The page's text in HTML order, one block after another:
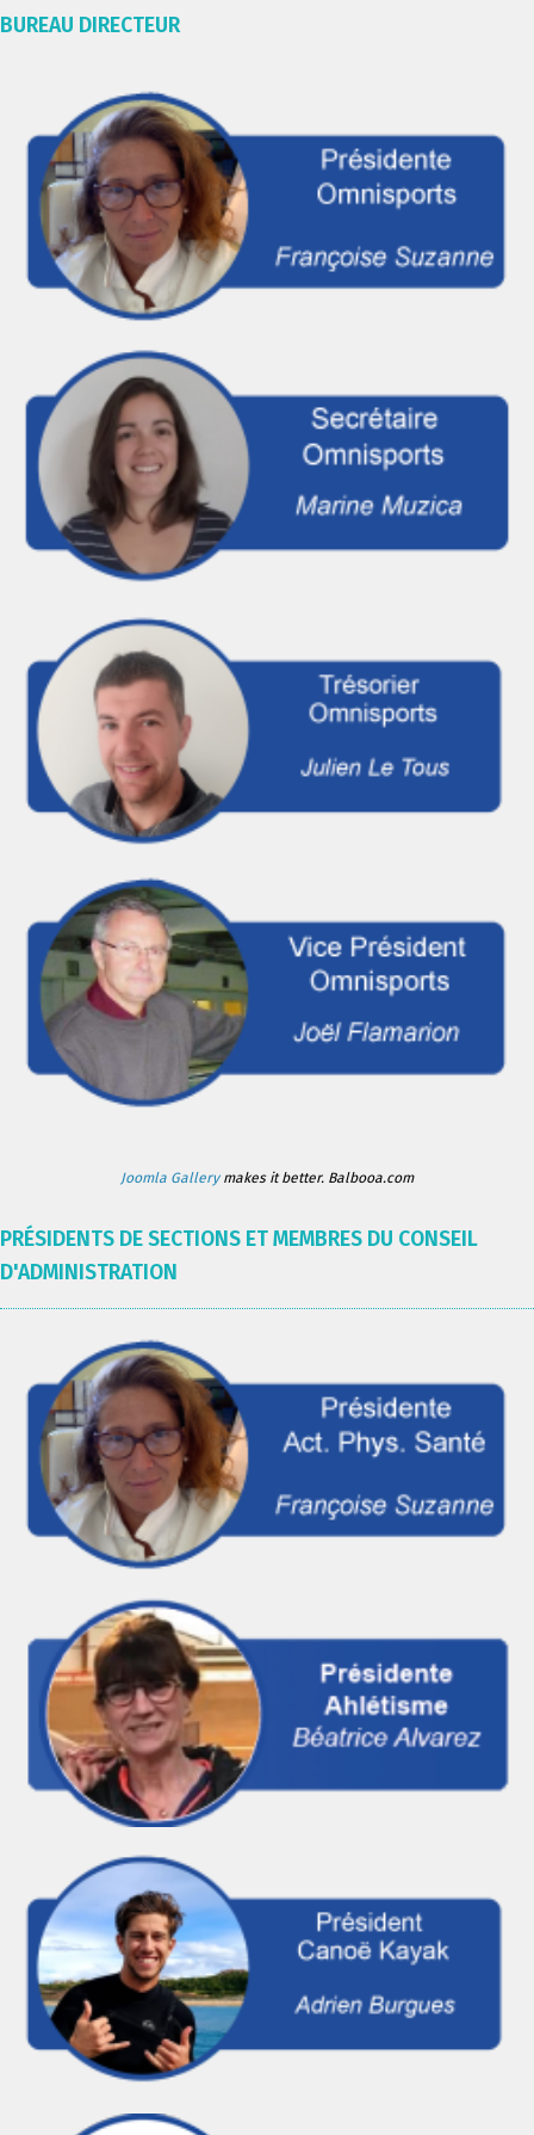
BUREAU DIRECTEUR
Joomla Gallerymakes it better. Balbooa.com
PRÉSIDENTS DE SECTIONS ET MEMBRES DU CONSEIL
D'ADMINISTRATION